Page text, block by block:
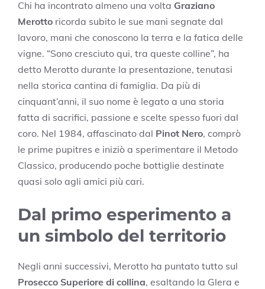
Chi ha incontrato almeno una volta Graziano
Merotto ricorda subito le sue mani segnate dal
lavoro, mani che conoscono la terra e la fatica delle
vigne. “Sono cresciuto qui, tra queste colline”, ha
detto Merotto durante la presentazione, tenutasi
nella storica cantina di famiglia. Da più di
cinquant’anni, il suo nome è legato a una storia
fatta di sacrifici, passione e scelte spesso fuori dal
coro. Nel 1984, affascinato dal Pinot Nero, comprò
le prime pupitres e iniziò a sperimentare il Metodo
Classico, producendo poche bottiglie destinate
quasi solo agli amici più cari.
Dal primo esperimento a
un simbolo del territorio
Negli anni successivi, Merotto ha puntato tutto sul
Prosecco Superiore di collina, esaltando la Glera e